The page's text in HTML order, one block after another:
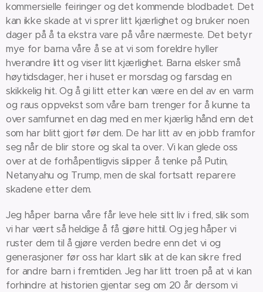
kommersielle feiringer og det kommende blodbadet. Det
kan ikke skade at vi sprer litt kjærlighet og bruker noen
dager på å ta ekstra vare på våre nærmeste. Det betyr
mye for barna våre å se at vi som foreldre hyller
hverandre litt og viser litt kjærlighet. Barna elsker små
høytidsdager, her i huset er morsdag og farsdag en
skikkelig hit. Og å gi litt etter kan være en del av en varm
og raus oppvekst som våre barn trenger for å kunne ta
over samfunnet en dag med en mer kjærlig hånd enn det
som har blitt gjort før dem. De har litt av en jobb framfor
seg når de blir store og skal ta over. Vi kan glede oss
over at de forhåpentligvis slipper å tenke på Putin,
Netanyahu og Trump, men de skal fortsatt reparere
skadene etter dem.
Jeg håper barna våre får leve hele sitt liv i fred, slik som
vi har vært så heldige å få gjøre hittil. Og jeg håper vi
ruster dem til å gjøre verden bedre enn det vi og
generasjoner før oss har klart slik at de kan sikre fred
for andre barn i fremtiden. Jeg har litt troen på at vi kan
forhindre at historien gjentar seg om 20 år dersom vi